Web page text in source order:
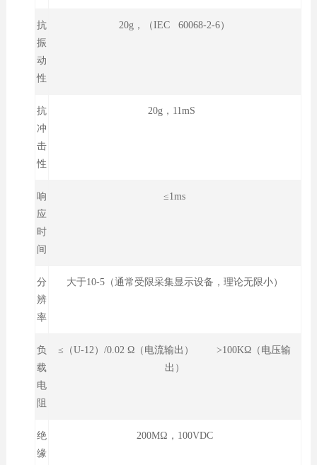
抗
振
动
性
20g，（IEC 60068-2-6）
抗
冲
击
性
20g，11mS
响
应
时
间
≤1ms
分
辨
率
大于10-5（通常受限采集显示设备，理论无限小）
负
载
电
阻
≤（U-12）/0.02 Ω（电流输出） >100KΩ（电压输
出）
绝
缘
200MΩ，100VDC